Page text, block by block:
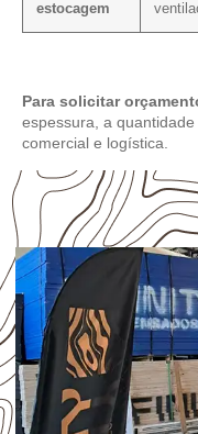
estocagem
Para solicitar
espessura, a
comercial e logística.